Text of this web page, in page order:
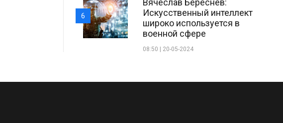
Вячеслав Береснев:
Искусственный интеллект
широко используется в
военной сфере
08:50 | 20-05-2024
6